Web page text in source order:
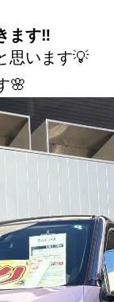
ます‼️
思います💡
🌸